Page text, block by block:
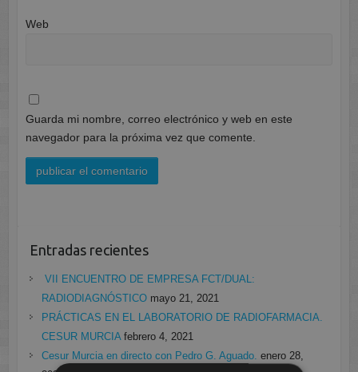
Web
Guarda mi nombre, correo electrónico y web en este
navegador para la próxima vez que comente.
Entradas recientes
VII ENCUENTRO DE EMPRESA FCT/DUAL:
RADIODIAGNÓSTICO mayo 21, 2021
PRÁCTICAS EN EL LABORATORIO DE RADIOFARMACIA.
CESUR MURCIA febrero 4, 2021
Cesur Murcia en directo con Pedro G. Aguado. enero 28,